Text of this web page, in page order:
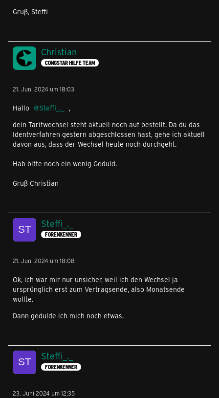
Gruß, Steffi
Christian
CONGSTAR HILFE TEAM
21. Juni 2024 um 18:03
Hallo Steffi_._
,
dein Tarifwechsel steht aktuell noch auf bestellt. Da du das
Identverfahren gestern abgeschlossen hast, gehe ich aktuell
davon aus, dass der Wechsel heute noch durchgeht.
Hab bitte noch ein wenig Geduld.
Gruß Christian
Steffi_._
FORENKENNER
21. Juni 2024 um 18:08
Ok, ich war mir nur unsicher, weil ich den Wechsel ja
ursprünglich erst zum Vertragsende, also Monatsende
wollte.
Dann gedulde ich mich noch etwas.
Steffi_._
FORENKENNER
23. Juni 2024 um 12:35